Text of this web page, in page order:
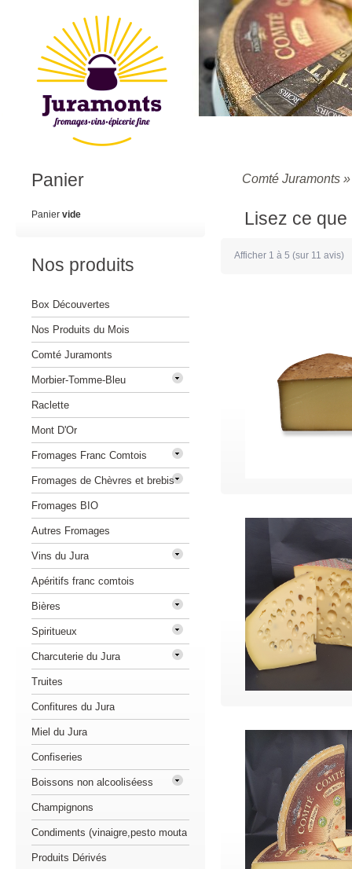
Comté Juramonts
Lisez ce
Afficher 1 à 5 (sur 11 avis)
Panier
Panier vide
Nos produits
Box Découvertes
Nos Produits du Mois
Comté Juramonts
Morbier-Tomme-Bleu
Raclette
Mont D'Or
Fromages Franc Comtois
Fromages de Chèvres et brebis
Fromages BIO
Autres Fromages
Vins du Jura
Apéritifs franc comtois
Bières
Spiritueux
Charcuterie du Jura
Truites
Confitures du Jura
Miel du Jura
Confiseries
Boissons non alcooliséess
Champignons
Condiments (vinaigre,pesto mouta
Produits Dérivés